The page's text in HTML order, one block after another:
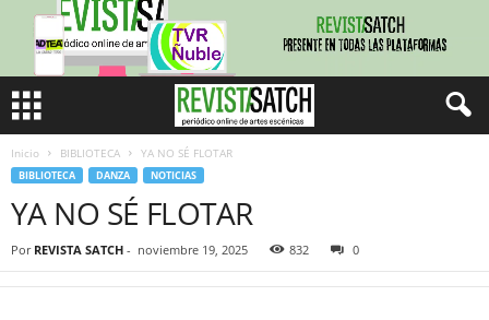
Inicio BIBLIOTECA YA NO SÉ FLOTAR
BIBLIOTECA DANZA NOTICIAS
YA NO SÉ FLOTAR
Por REVISTA SATCH - noviembre 19, 2025 832 0